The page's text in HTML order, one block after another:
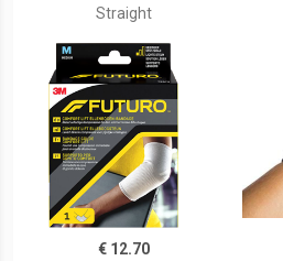
Straight
€ 12.70